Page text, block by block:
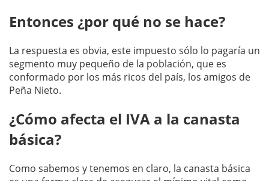
Entonces ¿por qué no se hace?
La respuesta es obvia, este impuesto sólo lo pagaría un
segmento muy pequeño de la población, que es
conformado por los más ricos del país, los amigos de
Peña Nieto.
¿Cómo afecta el IVA a la canasta
básica?
Como sabemos y tenemos en claro, la canasta básica